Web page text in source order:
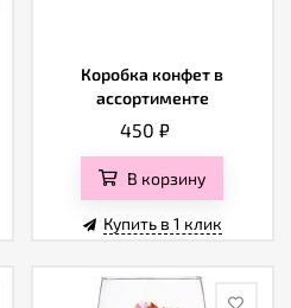
Коробка конфет в
ассортименте
450₽
В корзину
Купить в 1 клик